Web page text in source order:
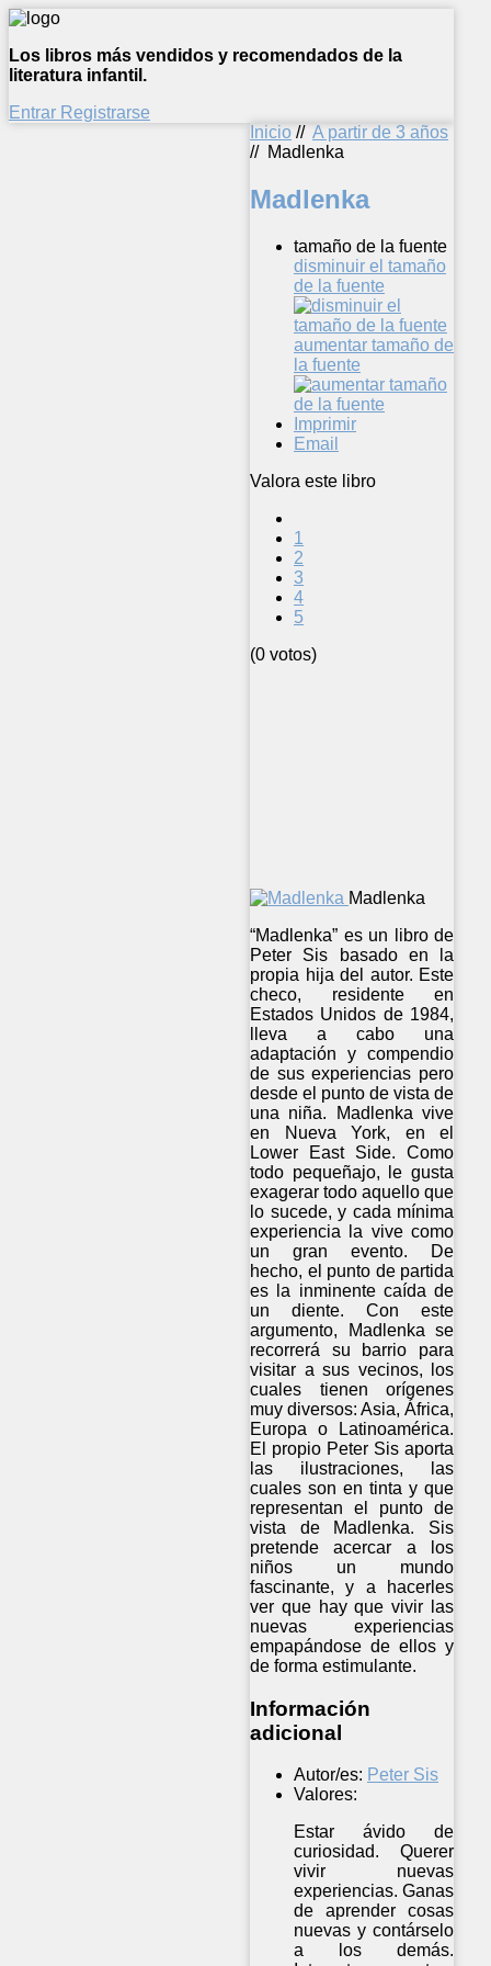
Los libros más vendidos y recomendados de la
literatura infantil.
Entrar Registrarse
Inicio // A partir de 3 años
// Madlenka
Madlenka
tamaño de la fuente
disminuir el tamaño
de la fuente
aumentar tamaño de
la fuente
Imprimir
Email
Valora este libro
1
2
3
4
5
(0 votos)
Madlenka
“Madlenka” es un libro de
Peter Sis basado en la
propia hija del autor. Este
checo, residente en
Estados Unidos de 1984,
lleva a cabo una
adaptación y compendio
de sus experiencias pero
desde el punto de vista de
una niña. Madlenka vive
en Nueva York, en el
Lower East Side. Como
todo pequeñajo, le gusta
exagerar todo aquello que
lo sucede, y cada mínima
experiencia la vive como
un gran evento. De
hecho, el punto de partida
es la inminente caída de
un diente. Con este
argumento, Madlenka se
recorrerá su barrio para
visitar a sus vecinos, los
cuales tienen orígenes
muy diversos: Asia, África,
Europa o Latinoamérica.
El propio Peter Sis aporta
las ilustraciones, las
cuales son en tinta y que
representan el punto de
vista de Madlenka. Sis
pretende acercar a los
niños un mundo
fascinante, y a hacerles
ver que hay que vivir las
nuevas experiencias
empapándose de ellos y
de forma estimulante.
Información
adicional
Autor/es: Peter Sis
Valores:
Estar ávido de
curiosidad. Querer
vivir nuevas
experiencias. Ganas
de aprender cosas
nuevas y contárselo
a los demás.